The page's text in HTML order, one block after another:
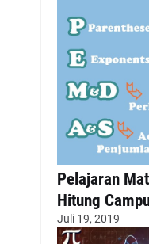
Pelajaran
Hitung
Juli 19, 2019